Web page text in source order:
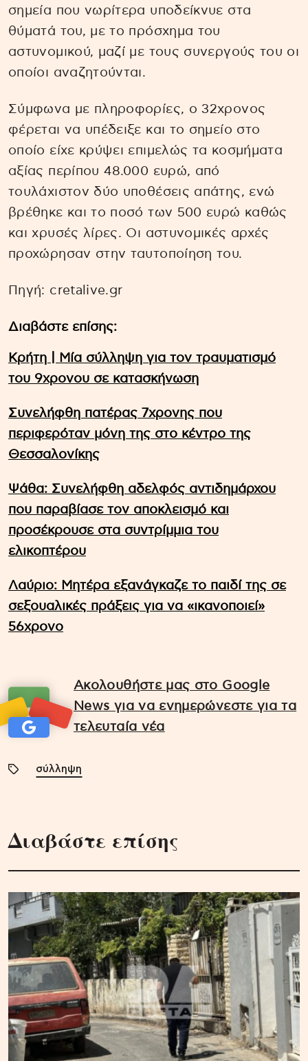
σημεία που νωρίτερα υποδείκνυε στα
θύματά του, με το πρόσχημα του
αστυνομικού, μαζί με τους συνεργούς του οι
οποίοι αναζητούνται.
Σύμφωνα με πληροφορίες, ο 32χρονος
φέρεται να υπέδειξε και το σημείο στο
οποίο είχε κρύψει επιμελώς τα κοσμήματα
αξίας περίπου 48.000 ευρώ, από
τουλάχιστον δύο υποθέσεις απάτης, ενώ
βρέθηκε και το ποσό των 500 ευρώ καθώς
και χρυσές λίρες. Οι αστυνομικές αρχές
προχώρησαν στην ταυτοποίηση του.
Πηγή: cretalive.gr
Διαβάστε επίσης:
Κρήτη | Μία σύλληψη για τον τραυματισμό
του 9χρονου σε κατασκήνωση
Συνελήφθη πατέρας 7χρονης που
περιφερόταν μόνη της στο κέντρο της
Θεσσαλονίκης
Ψάθα: Συνελήφθη αδελφός αντιδημάρχου
που παραβίασε τον αποκλεισμό και
προσέκρουσε στα συντρίμμια του
ελικοπτέρου
Λαύριο: Μητέρα εξανάγκαζε το παιδί της σε
σεξουαλικές πράξεις για να «ικανοποιεί»
56χρονο
Ακολουθήστε μας στο Google
News για να ενημερώνεστε για τα
τελευταία νέα
σύλληψη
Διαβάστε επίσης